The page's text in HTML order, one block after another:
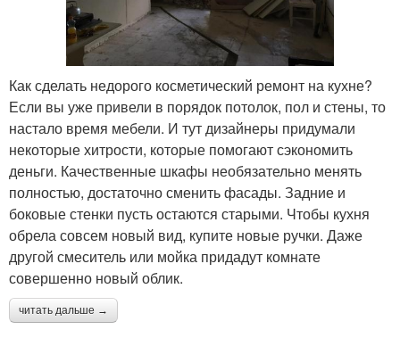
Как сделать недорого косметический ремонт на кухне?
Если вы уже привели в порядок потолок, пол и стены, то
настало время мебели. И тут дизайнеры придумали
некоторые хитрости, которые помогают сэкономить
деньги. Качественные шкафы необязательно менять
полностью, достаточно сменить фасады. Задние и
боковые стенки пусть остаются старыми. Чтобы кухня
обрела совсем новый вид, купите новые ручки. Даже
другой смеситель или мойка придадут комнате
совершенно новый облик.
читать дальше →